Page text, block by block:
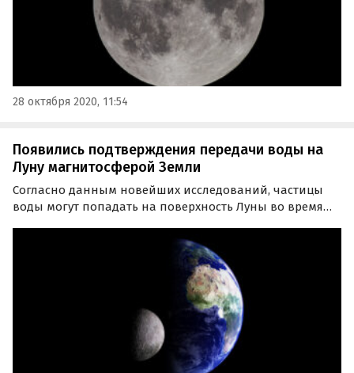
28 октября 2020, 11:54
Появились подтверждения передачи воды на
Луну магнитосферой Земли
Согласно данным новейших исследований, частицы
воды могут попадать на поверхность Луны во время